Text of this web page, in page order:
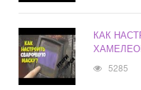
КАК
5285